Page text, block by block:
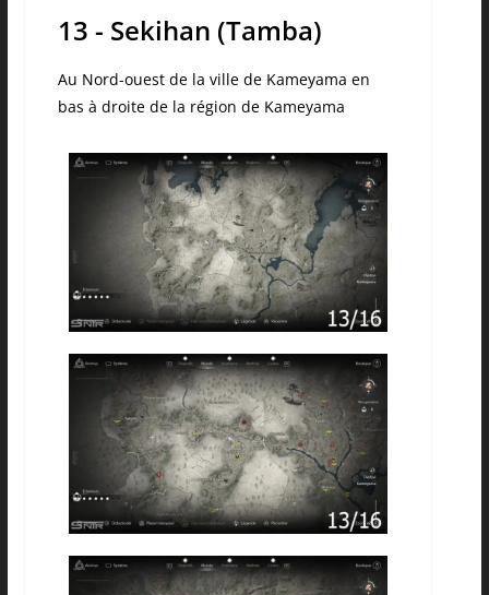
13 - Sekihan (Tamba)
Au Nord-ouest de la ville de Kameyama en
bas à droite de la région de Kameyama